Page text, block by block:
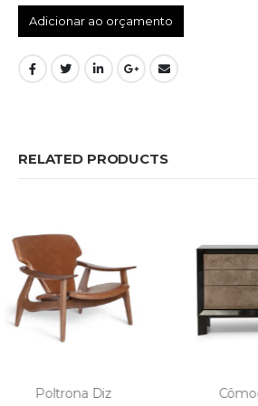
Adicionar ao orçamento
RELATED PRODUCTS
Cômoda Cabriolé